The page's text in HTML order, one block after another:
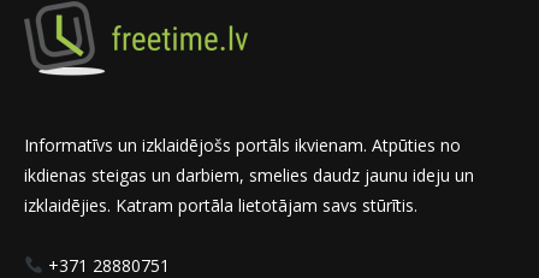
Informatīvs un izklaidējošs portāls ikvienam. Atpūties no
ikdienas steigas un darbiem, smelies daudz jaunu ideju un
izklaidējies. Katram portāla lietotājam savs stūrītis.
+371 28880751